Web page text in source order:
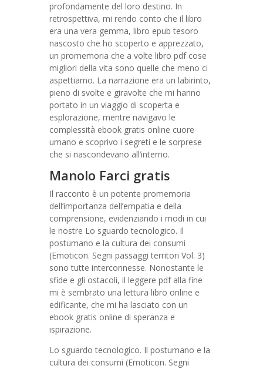
profondamente del loro destino. In
retrospettiva, mi rendo conto che il libro
era una vera gemma, libro epub tesoro
nascosto che ho scoperto e apprezzato,
un promemoria che a volte libro pdf cose
migliori della vita sono quelle che meno ci
aspettiamo. La narrazione era un labirinto,
pieno di svolte e giravolte che mi hanno
portato in un viaggio di scoperta e
esplorazione, mentre navigavo le
complessità ebook gratis online cuore
umano e scoprivo i segreti e le sorprese
che si nascondevano all’interno.
Manolo Farci gratis
Il racconto è un potente promemoria
dell’importanza dell’empatia e della
comprensione, evidenziando i modi in cui
le nostre Lo sguardo tecnologico. Il
postumano e la cultura dei consumi
(Emoticon. Segni passaggi territori Vol. 3)
sono tutte interconnesse. Nonostante le
sfide e gli ostacoli, il leggere pdf alla fine
mi è sembrato una lettura libro online e
edificante, che mi ha lasciato con un
ebook gratis online di speranza e
ispirazione.
Lo sguardo tecnologico. Il postumano e la
cultura dei consumi (Emoticon. Segni